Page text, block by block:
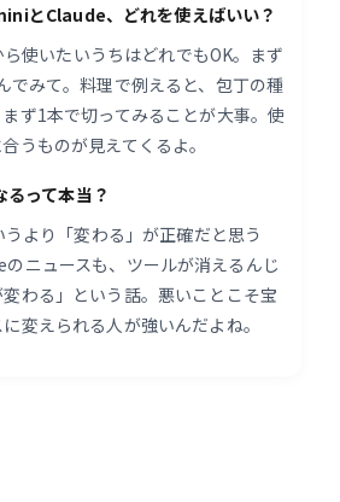
とClaude、どれを使えばいい？
使いたいうちはどれでもOK。まず
でみて。料理で例えると、包丁の種
ず1本で切ってみることが大事。使
うものが見えてくるよ。
るって本当？
より「変わる」が正確だと思う
ニュースも、ツールが消えるんじ
わる」という話。悪いことこそ宝
変えられる人が強いんだよね。